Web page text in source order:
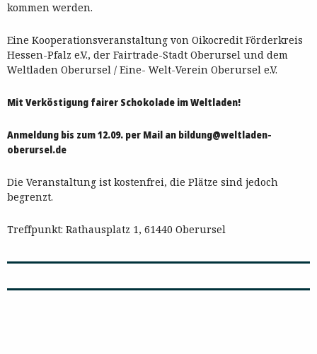
kommen werden.
Eine Kooperationsveranstaltung von Oikocredit Förderkreis
Hessen-Pfalz e.V., der Fairtrade-Stadt Oberursel und dem
Weltladen Oberursel / Eine- Welt-Verein Oberursel e.V.
Mit Verköstigung fairer Schokolade im Weltladen!
Anmeldung bis zum 12.09. per Mail an bildung@weltladen-
oberursel.de
Die Veranstaltung ist kostenfrei, die Plätze sind jedoch
begrenzt.
Treffpunkt: Rathausplatz 1, 61440 Oberursel